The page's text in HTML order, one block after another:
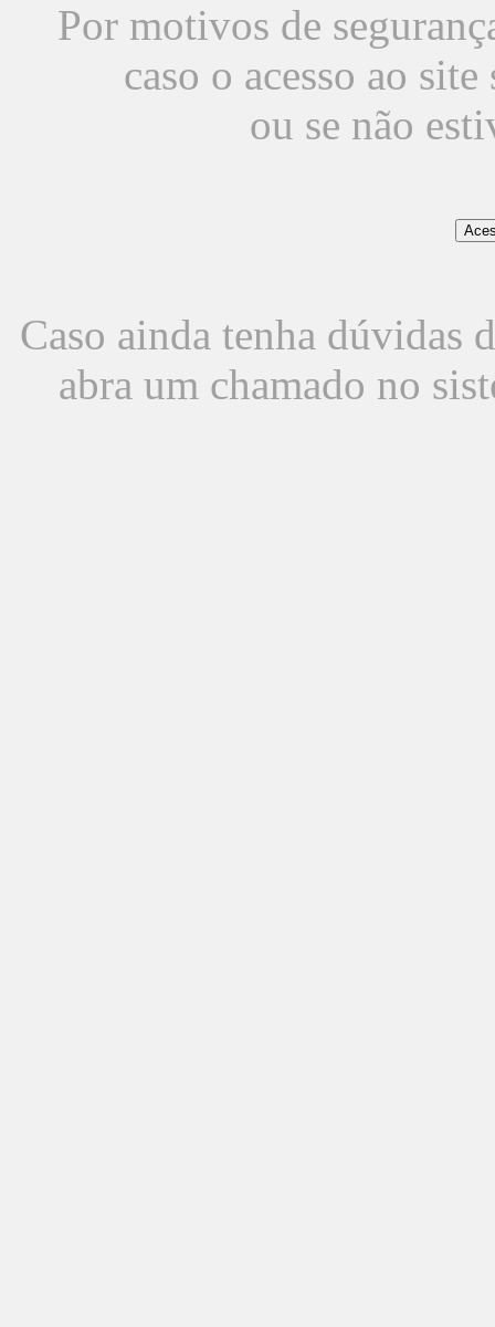
Por motivos de
caso o acesso ao
ou se não
Caso ainda tenha dúvidas
abra um chamado no